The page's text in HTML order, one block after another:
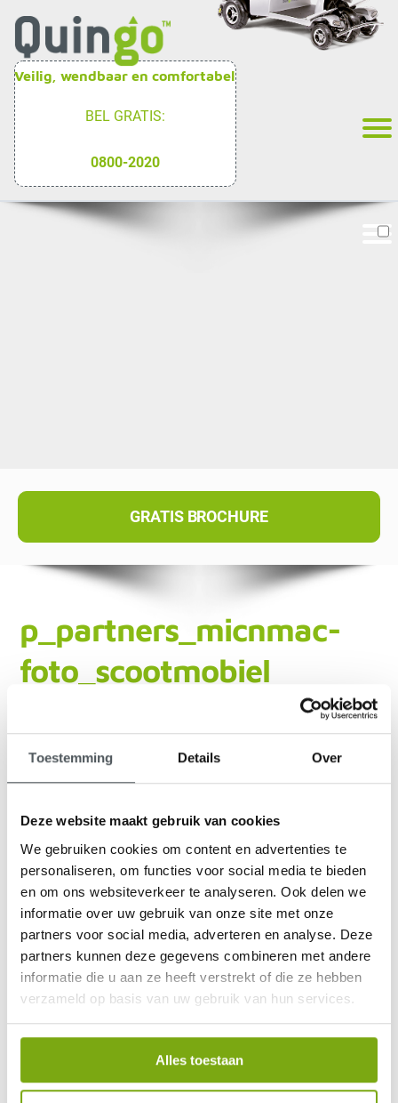
Toestemming Details Over
Deze website maakt gebruik van cookies
We gebruiken cookies om content en advertenties te
personaliseren, om functies voor social media te bieden
en om ons websiteverkeer te analyseren. Ook delen we
informatie over uw gebruik van onze site met onze
partners voor social media, adverteren en analyse. Deze
partners kunnen deze gegevens combineren met andere
informatie die u aan ze heeft verstrekt of die ze hebben
verzameld op basis van uw gebruik van hun services.
Alles toestaan
Veilig, wendbaar en comfortabel
BEL GRATIS:
0800-2020
GRATIS BROCHURE
p_partners_micnmac-
foto_scootmobiel
9,1
klantenbeoordeling